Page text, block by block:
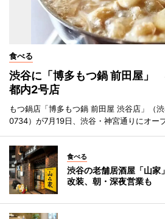
食べる
渋谷に「博多もつ鍋 前田屋」
都内2号店
もつ鍋店「博多もつ鍋 前田屋 渋谷店」（
0734）が7月19日、渋谷・神宮通りにオー
食べる
渋谷の老舗居酒屋「山
改装、朝・深夜営業も